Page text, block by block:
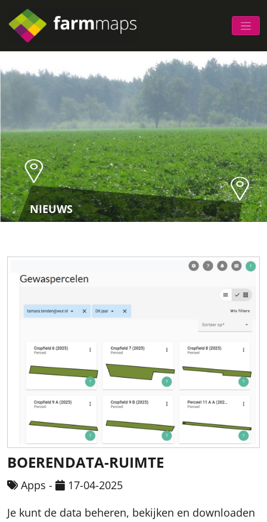
NIEUWS
BOERENDATA-RUIMTE
Apps -
17-04-2025
Je kunt de data beheren, bekijken en downloaden